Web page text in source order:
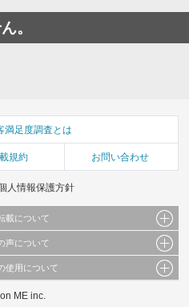
。
満足度調査とは
規約 お問い合わせ
人情報保護方針
載について
、イラスト、画像データ等）及びこれらの配
複製などの二次利用を行うことは固く禁じて
声について
スの利用者が提出された見解・感想です。
だいた上でご覧ください。
使用について
ーに合わせたコンテンツや広告の表示、ソー
ME inc.